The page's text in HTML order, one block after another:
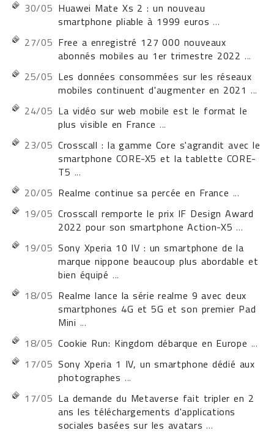
30/05 Huawei Mate Xs 2 : un nouveau
smartphone pliable à 1999 euros ...
27/05 Free a enregistré 127 000 nouveaux
abonnés mobiles au 1er trimestre 2022 ...
25/05 Les données consommées sur les réseaux
mobiles continuent d'augmenter en 2021 ...
24/05 La vidéo sur web mobile est le format le
plus visible en France...
23/05 Crosscall : la gamme Core s'agrandit avec le
smartphone CORE-X5 et la tablette CORE-
T5 ...
20/05 Realme continue sa percée en France ...
19/05 Crosscall remporte le prix IF Design Award
2022 pour son smartphone Action-X5 ...
19/05 Sony Xperia 10 IV : un smartphone de la
marque nippone beaucoup plus abordable et
bien équipé ...
18/05 Realme lance la série realme 9 avec deux
smartphones 4G et 5G et son premier Pad
Mini ...
18/05 Cookie Run: Kingdom débarque en Europe ...
17/05 Sony Xperia 1 IV, un smartphone dédié aux
photographes ...
17/05 La demande du Metaverse fait tripler en 2
ans les téléchargements d'applications
sociales basées sur les avatars...